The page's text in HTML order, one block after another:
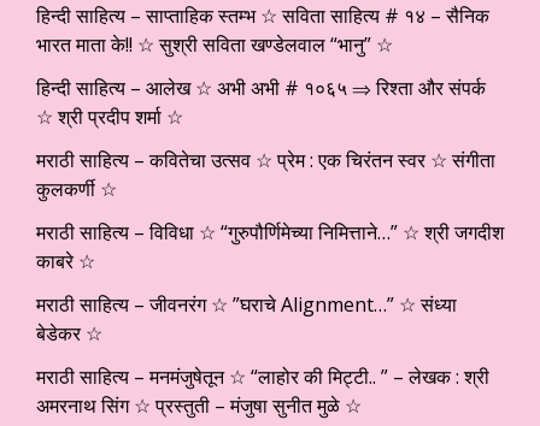
हिन्दी साहित्य – साप्ताहिक स्तम्भ ☆ सविता साहित्य # १४ – सैनिक
भारत माता के!! ☆ सुश्री सविता खण्डेलवाल “भानु” ☆
हिन्दी साहित्य – आलेख ☆ अभी अभी # १०६५ ⇒ रिश्ता और संपर्क
☆ श्री प्रदीप शर्मा ☆
मराठी साहित्य – कवितेचा उत्सव ☆ प्रेम : एक चिरंतन स्वर ☆ संगीता
कुलकर्णी ☆
मराठी साहित्य – विविधा ☆ “गुरुपौर्णिमेच्या निमित्ताने…” ☆ श्री जगदीश
काबरे ☆
मराठी साहित्य – जीवनरंग ☆ ”घराचे Alignment…” ☆ संध्या
बेडेकर ☆
मराठी साहित्य – मनमंजुषेतून ☆ “लाहोर की मिट्टी.. ” – लेखक : श्री
अमरनाथ सिंग ☆ प्रस्तुती – मंजुषा सुनीत मुळे ☆